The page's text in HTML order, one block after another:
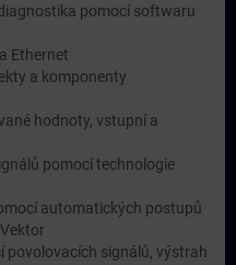
pomocí softwaru
Ethernet
a komponenty
hodnoty, vstupní a
pomocí technologie
automatických postupů
povolovacích signálů, výstrah